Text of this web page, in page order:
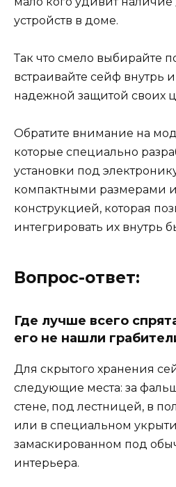
устройств в доме.
Так что смело выбирайте
встраивайте сейф внутрь
надежной защитой своих
Обратите внимание на
которые специально
установки под
компактными размерами
конструкцией, которая
интегрировать их внутрь
Вопрос-ответ:
Где лучше всего
его не нашли
Для скрытого хранения
следующие места: за
стене, под лестницей, в
или в специальном
замаскированном под
интерьера.